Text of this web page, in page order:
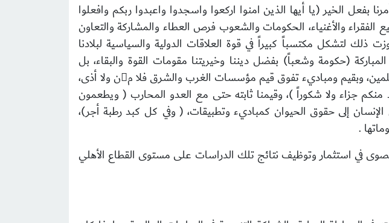
بفعل الخير (يا أيها الذين امنوا اركعوا واسجدوا واعبدوا ربكم وافعلوا
والأغنياء، الحكومات والشعوب فرص العطاء والمشاركة والتعاون
ذلك لتشكل مكتسباً كبيراً في قوة العلاقات الدولية والسياسية لبلادنا
(حكومة وشعباً) بفضل ديننا وخيريتنا مقومات القوة والبقاء، بل
والمنافسة التي لا يمتلكها كل الغير،لإننا نقدم العطاء بلا حدود ولا قيود لإخواننا المسلمين، وبقيم ومباديء تفوق قيم مؤسسات الغرب والشرق فلا من ولا أذى،
جزاء ولا شكوراً )، وقيمنا ثابته حتى مع العدو المحارب ( ويطعمون
إلى حقوق الحيوان كمباديء وتطبيقات، ( وفي كل كبد رطبة أجر)،
.
في استثمار وتوظيف نتائج تلك الدراسات على مستوى القطاع الأهلي